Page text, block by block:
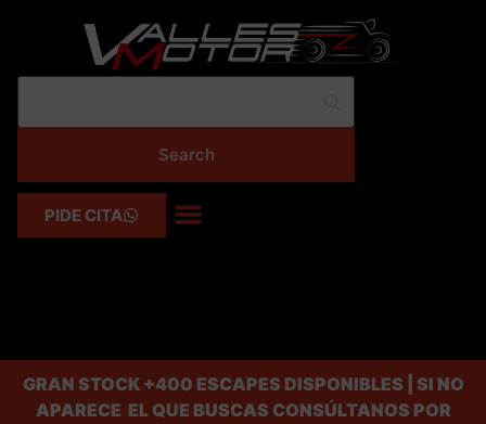
PIDE CITA
GRAN STOCK+400 ESCAPES DISPONIBLES | SI NO
APARECE EL QUE BUSCAS CONSÚLTANOS POR